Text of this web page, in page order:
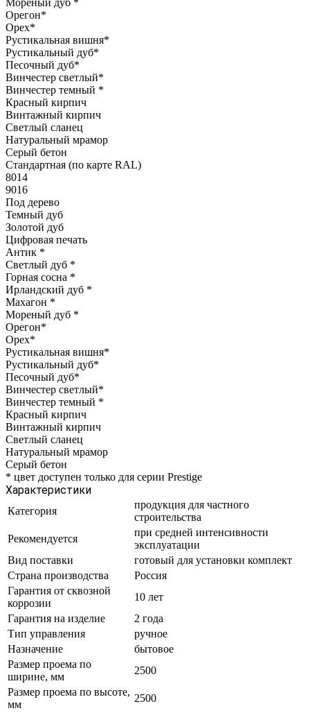
Мореный дуб *
Орегон*
Орех*
Рустикальная вишня*
Рустикальный дуб*
Песочный дуб*
Винчестер светлый*
Винчестер темный *
Красный кирпич
Винтажный кирпич
Светлый сланец
Натуральный мрамор
Серый бетон
Стандартная (по карте RAL)
8014
9016
Под дерево
Темный дуб
Золотой дуб
Цифровая печать
Антик *
Светлый дуб *
Горная сосна *
Ирландский дуб *
Махагон *
Мореный дуб *
Орегон*
Орех*
Рустикальная вишня*
Рустикальный дуб*
Песочный дуб*
Винчестер светлый*
Винчестер темный *
Красный кирпич
Винтажный кирпич
Светлый сланец
Натуральный мрамор
Серый бетон
* цвет доступен только для серии Prestige
Характеристики
Категория
продукция для частного
строительства
Рекомендуется
при средней интенсивности
эксплуатации
Вид поставки
готовый для установки комплект
Страна производства
Россия
Гарантия от сквозной
коррозии
10 лет
Гарантия на изделие
2 года
Тип управления
ручное
Назначение
бытовое
Размер проема по
ширине, мм
2500
Размер проема по высоте,
мм
2500